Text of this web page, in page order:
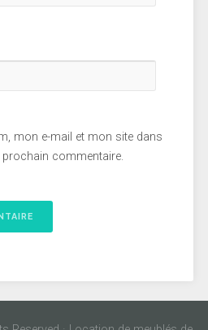
mon e-mail et mon site dans
commentaire.